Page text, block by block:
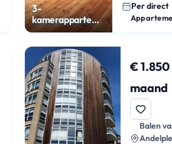
3-
kamerappartement
met eetkeuken
Per direct
€
maand
Balen